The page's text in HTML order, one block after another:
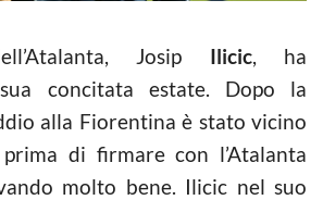
Josip Ilicic, ha
concitata estate. Dopo la
alla Fiorentina è stato vicino
di firmare con l’Atalanta
molto bene. Ilicic nel suo